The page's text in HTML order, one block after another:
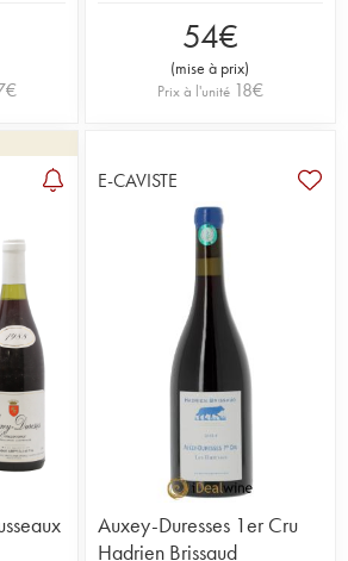
€
54€
(mise à prix)
Prix à l'unité 18€
E-CAVISTE
Auxey-Duresses 1er Cru
Hadrien Brissaud